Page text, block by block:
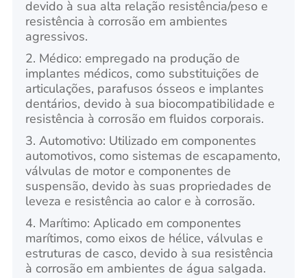
devido à sua alta relação resistência/peso e
resistência à corrosão em ambientes
agressivos.
2. Médico: empregado na produção de
implantes médicos, como substituições de
articulações, parafusos ósseos e implantes
dentários, devido à sua biocompatibilidade e
resistência à corrosão em fluidos corporais.
3. Automotivo: Utilizado em componentes
automotivos, como sistemas de escapamento,
válvulas de motor e componentes de
suspensão, devido às suas propriedades de
leveza e resistência ao calor e à corrosão.
4. Marítimo: Aplicado em componentes
marítimos, como eixos de hélice, válvulas e
estruturas de casco, devido à sua resistência
à corrosão em ambientes de água salgada.